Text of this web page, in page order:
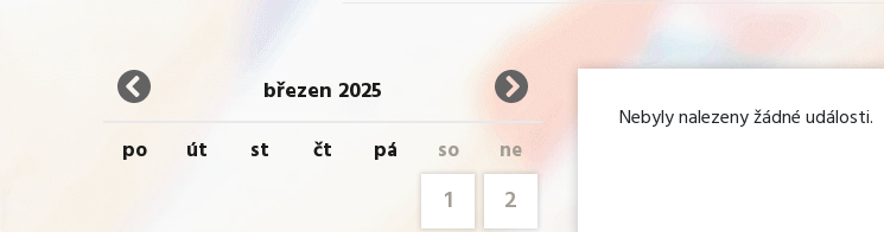
březen 2025
po út st čt pá so ne
1
2
Nebyly nalezeny žádné události.